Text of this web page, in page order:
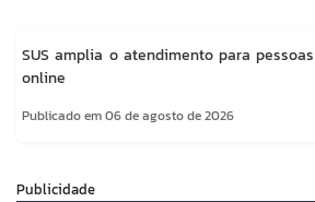
SUS amplia o atendimento para
online
Publicado em 06 de agosto de 2026
Publicidade